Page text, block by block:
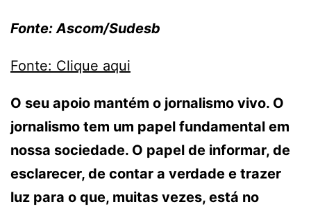
Fonte: Ascom/Sudesb
Fonte: Clique aqui
O seu apoio mantém o jornalismo vivo. O
jornalismo tem um papel fundamental em
nossa sociedade. O papel de informar, de
esclarecer, de contar a verdade e trazer
luz para o que, muitas vezes, está no